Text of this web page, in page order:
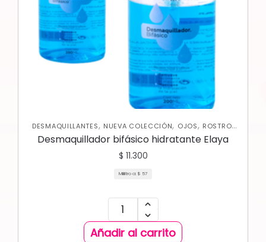
DESMAQUILLANTES, NUEVA COLECCIÓN, OJOS, ROSTRO,
SKIN CARE FACIAL
Desmaquillador bifásico hidratante Elaya
$ 11.300
Mililitro a: $ 57
Añadir al carrito